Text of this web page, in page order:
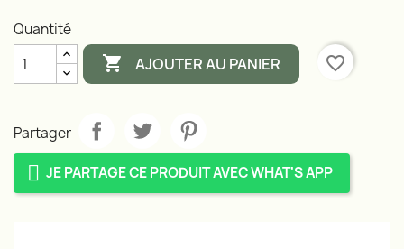
Quantité
 AJOUTER AU PANIER favorite_border
Partager
JE PARTAGE CE PRODUIT AVEC WHAT'S APP